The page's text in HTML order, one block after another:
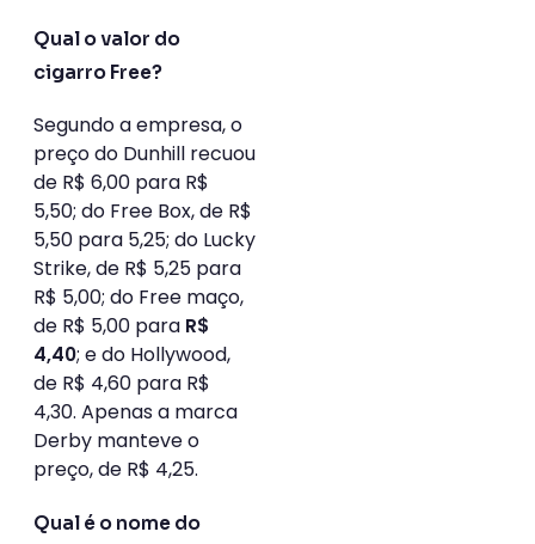
Qual o valor do
cigarro Free?
Segundo a empresa, o
preço do Dunhill recuou
de R$ 6,00 para R$
5,50; do Free Box, de R$
5,50 para 5,25; do Lucky
Strike, de R$ 5,25 para
R$ 5,00; do Free maço,
de R$ 5,00 para R$
4,40; e do Hollywood,
de R$ 4,60 para R$
4,30. Apenas a marca
Derby manteve o
preço, de R$ 4,25.
Qual é o nome do